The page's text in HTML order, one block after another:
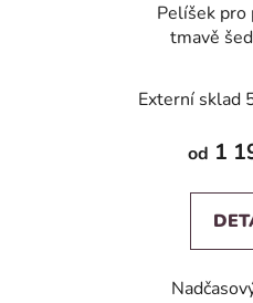
Pelíšek pro
tmavě
Externí sklad
od 1